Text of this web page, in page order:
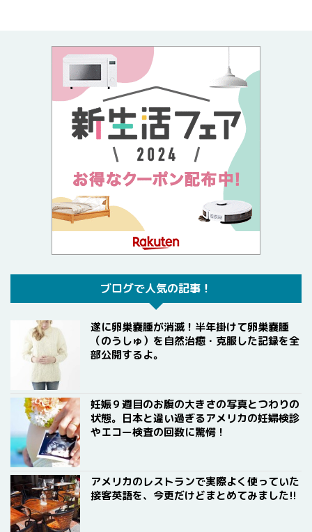
ブログで人気の記事！
遂に卵巣嚢腫が消滅！半年掛けて卵巣嚢腫
（のうしゅ）を自然治癒・克服した記録を全
部公開するよ。
妊娠９週目のお腹の大きさの写真とつわりの
状態。日本と違い過ぎるアメリカの妊婦検診
やエコー検査の回数に驚愕！
アメリカのレストランで実際よく使っていた
接客英語を、今更だけどまとめてみました!!